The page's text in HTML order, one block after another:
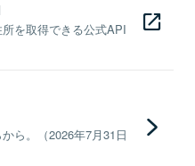
を取得できる公式API
ら。（2026年7月31日